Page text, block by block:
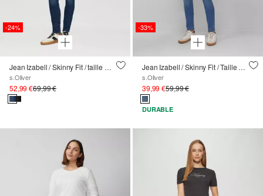
-24%
Jean Izabell / Skinny Fit / taille mi-haute / Skinny Leg
s.Oliver
52,99 €69,99 €
-33%
Jean Izabell / Skinny Fit / Taille mi-haute / Skinny Leg
s.Oliver
39,99 €59,99 €
DURABLE